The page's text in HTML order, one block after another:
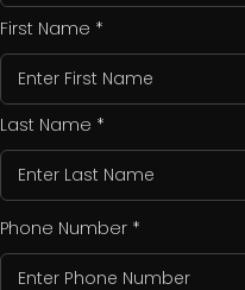
First Name
Last Name
Phone Number